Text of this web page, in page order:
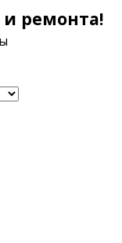
и ремонта!